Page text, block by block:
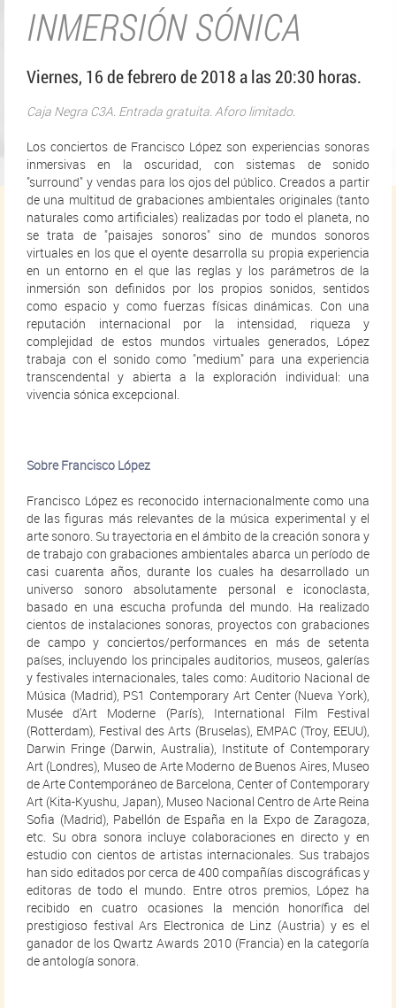
INMERSIÓN SÓNICA
Viernes, 16 de febrero de 2018 a las 20:30 horas.
Caja Negra C3A. Entrada gratuita. Aforo limitado.
Los conciertos de Francisco López son experiencias sonoras
inmersivas en la oscuridad, con sistemas de sonido
"surround" y vendas para los ojos del público. Creados a partir
de una multitud de grabaciones ambientales originales (tanto
naturales como artificiales) realizadas por todo el planeta, no
se trata de "paisajes sonoros" sino de mundos sonoros
virtuales en los que el oyente desarrolla su propia experiencia
en un entorno en el que las reglas y los parámetros de la
inmersión son definidos por los propios sonidos, sentidos
como espacio y como fuerzas físicas dinámicas. Con una
reputación internacional por la intensidad, riqueza y
complejidad de estos mundos virtuales generados, López
trabaja con el sonido como "medium" para una experiencia
transcendental y abierta a la exploración individual: una
vivencia sónica excepcional.
Sobre Francisco López
Francisco López es reconocido internacionalmente como una
de las figuras más relevantes de la música experimental y el
arte sonoro. Su trayectoria en el ámbito de la creación sonora y
de trabajo con grabaciones ambientales abarca un período de
casi cuarenta años, durante los cuales ha desarrollado un
universo sonoro absolutamente personal e iconoclasta,
basado en una escucha profunda del mundo. Ha realizado
cientos de instalaciones sonoras, proyectos con grabaciones
de campo y conciertos/performances en más de setenta
países, incluyendo los principales auditorios, museos, galerías
y festivales internacionales, tales como: Auditorio Nacional de
Música (Madrid), PS1 Contemporary Art Center (Nueva York),
Musée d'Art Moderne (París), International Film Festival
(Rotterdam), Festival des Arts (Bruselas), EMPAC (Troy, EEUU),
Darwin Fringe (Darwin, Australia), Institute of Contemporary
Art (Londres), Museo de Arte Moderno de Buenos Aires, Museo
de Arte Contemporáneo de Barcelona, Center of Contemporary
Art (Kita-Kyushu, Japan), Museo Nacional Centro de Arte Reina
Sofia (Madrid), Pabellón de España en la Expo de Zaragoza,
etc. Su obra sonora incluye colaboraciones en directo y en
estudio con cientos de artistas internacionales. Sus trabajos
han sido editados por cerca de 400 compañías discográficas y
editoras de todo el mundo. Entre otros premios, López ha
recibido en cuatro ocasiones la mención honorífica del
prestigioso festival Ars Electronica de Linz (Austria) y es el
ganador de los Qwartz Awards 2010 (Francia) en la categoría
de antología sonora.